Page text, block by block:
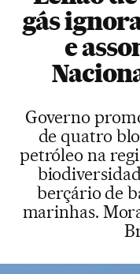
gás
e
Governo
de quatro
petróleo na
berçário de
marinhas.